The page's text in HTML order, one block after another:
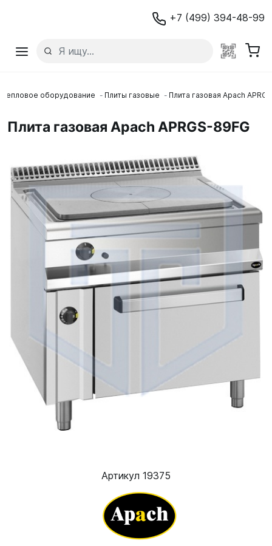
+7 (499) 394-48-99
Тепловое оборудование Плиты газовые Плита газовая Apach
Плита газовая Apach APRGS-89FG
Артикул 19375